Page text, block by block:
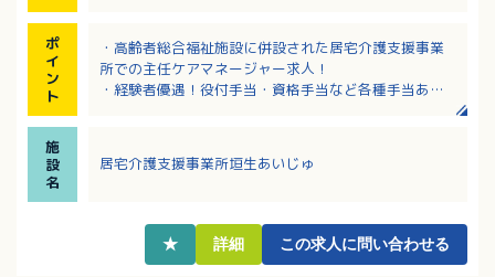
ポ
イ
ン
ト
・高齢者総合福祉施設に併設された居宅介護支援事業
所での主任ケアマネージャー求人！
・経験者優遇！役付手当・資格手当など各種手当あ
・複数施設があり法人内でキャリアアップを目指せま
す！
施
設
名
居宅介護支援事業所垣生あいじゅ
★ 詳細 この求人に問い合わせる